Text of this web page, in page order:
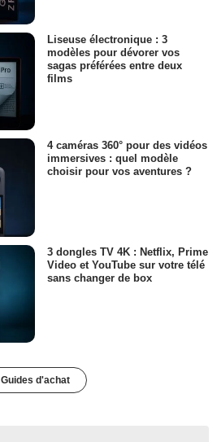
Liseuse électronique : 3
modèles pour dévorer vos
sagas préférées entre deux
films
4 caméras 360° pour des vidéos
immersives : quel modèle
choisir pour vos aventures ?
3 dongles TV 4K : Netflix, Prime
Video et YouTube sur votre télé
sans changer de box
Guides d'achat